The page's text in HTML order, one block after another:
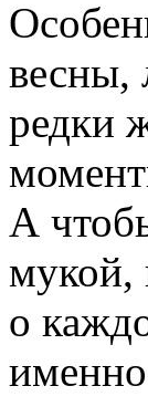
весны,
редки
А
мукой,
о